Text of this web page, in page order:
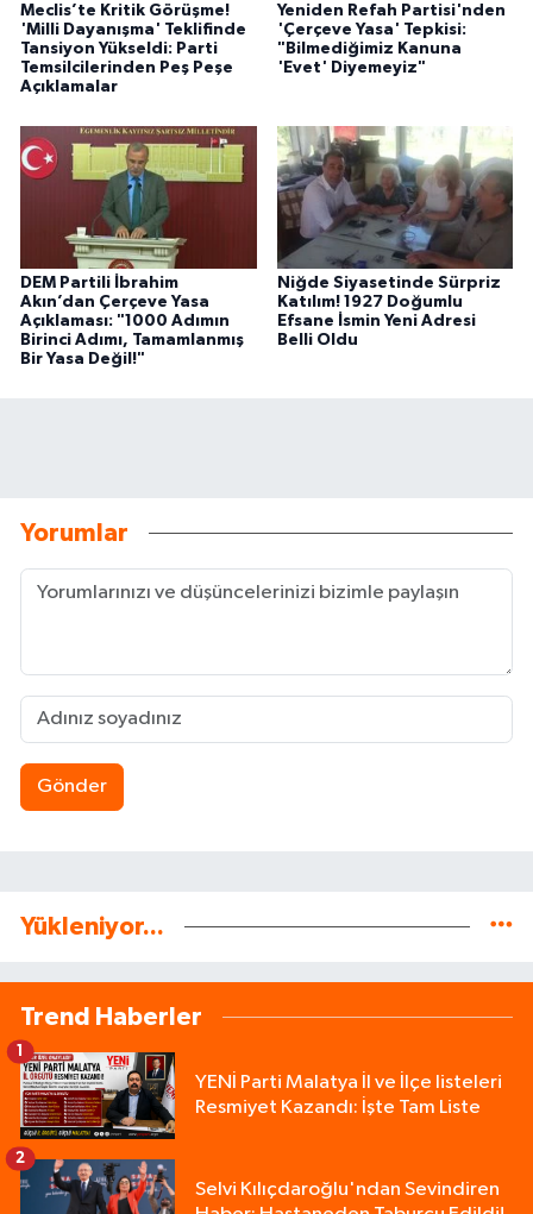
Meclis’te Kritik Görüşme!
'Milli Dayanışma' Teklifinde
Tansiyon Yükseldi: Parti
Temsilcilerinden Peş Peşe
Açıklamalar
Yeniden Refah Partisi'nden
'Çerçeve Yasa' Tepkisi:
"Bilmediğimiz Kanuna
'Evet' Diyemeyiz"
DEM Partili İbrahim
Akın’dan Çerçeve Yasa
Açıklaması: "1000 Adımın
Birinci Adımı, Tamamlanmış
Bir Yasa Değil!"
Niğde Siyasetinde Sürpriz
Katılım! 1927 Doğumlu
Efsane İsmin Yeni Adresi
Belli Oldu
Yorumlar
Gönder
Yükleniyor...
Trend Haberler
YENİ Parti Malatya İl ve İlçe listeleri
Resmiyet Kazandı: İşte Tam Liste
1
Selvi Kılıçdaroğlu'ndan Sevindiren
2